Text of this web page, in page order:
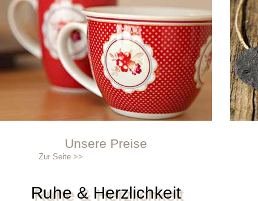
Unsere Preise
Zur Seite >>
Ruhe & Herzlichkeit